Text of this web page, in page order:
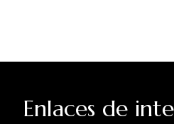
Enlaces de